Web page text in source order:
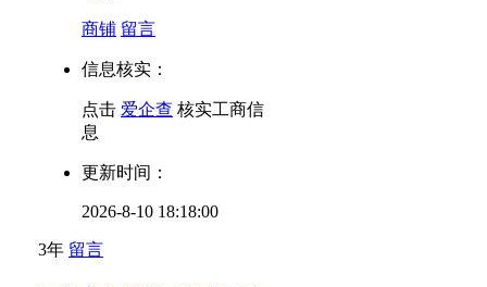
商铺 留言
信息核实：
点击 爱企查 核实工商信
息
更新时间：
2026-8-10 18:18:00
3年 留言